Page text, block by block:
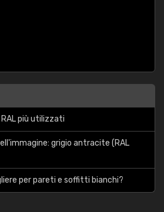
più utilizzati
grigio antracite (RAL
per pareti e soffitti bianchi?